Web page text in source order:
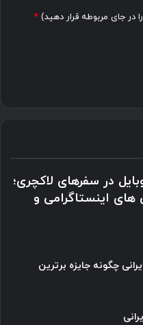
جای مربوطه قرار دهید) *
در سفرهای لاکچری؛
های اینستاگرامی و
چگونه جایزه برترین